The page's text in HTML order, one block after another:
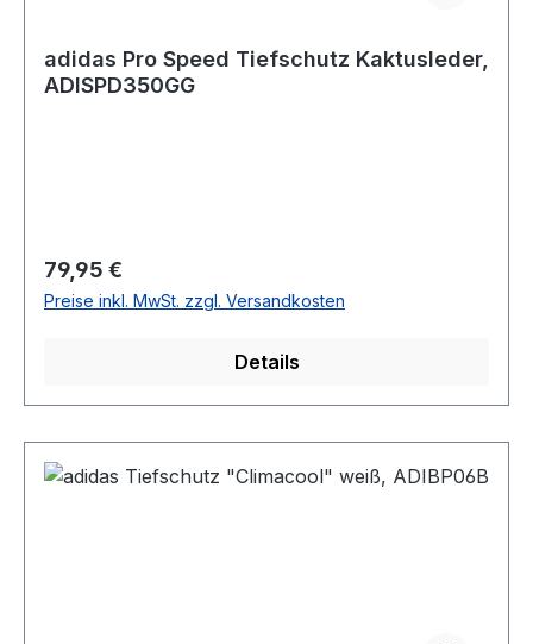
adidas Pro Speed Tiefschutz Kaktusleder,
ADISPD350GG
Regulärer Preis:
79,95 €
Preise inkl. MwSt. zzgl. Versandkosten
Details